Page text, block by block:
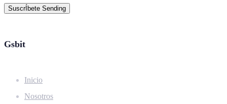
SuscrÍbete Sending
Gsbit
Inicio
Nosotros